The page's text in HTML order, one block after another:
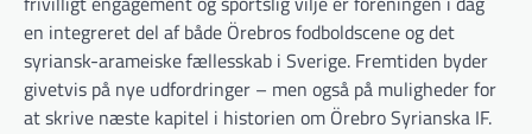
en integreret del af både Örebros fodboldscene og det
syriansk-arameiske fællesskab i Sverige. Fremtiden byder
givetvis på nye udfordringer – men også på muligheder for
at skrive næste kapitel i historien om Örebro Syrianska IF.